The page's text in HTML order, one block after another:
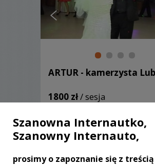
ARTUR - kamerzysta
1800 zł/ sesja
Poleceń: 61
Dobra jakość w atrakcyjnej cenie.
Zapraszamy serdecznie
Młode Pary do sprawdzenia
Szanowna Internautko,
Szanowny Internauto,
prosimy o zapoznanie się z